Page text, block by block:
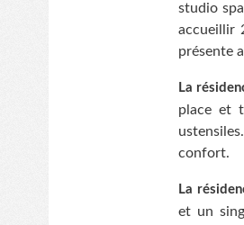
studio
accueillir
présente
La
place et
confort.
La
et un